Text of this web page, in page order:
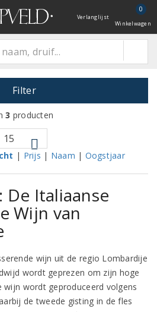
Verlanglijst
0
Winkelwagen
Filter
3 producten
| Prijs | Naam | Oogstjaar
De Italiaanse
Wijn van
wijn uit de regio Lombardije
wordt geprezen om zijn hoge
wijn wordt geproduceerd volgens
de tweede gisting in de fles